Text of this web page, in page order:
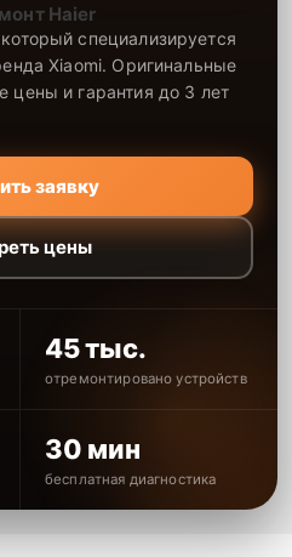
Haier
специализируется
Xiaomi. Оригинальные
цены и гарантия до 3 лет
заявку
цены
45 тыс.
отремонтировано устройств
30 мин
бесплатная диагностика